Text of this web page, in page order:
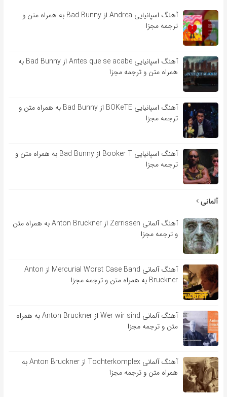
آهنگ اسپانیایی Andrea از Bad Bunny به همراه متن و
ترجمه مجزا
آهنگ اسپانیایی Antes que se acabe از Bad Bunny به
همراه متن و ترجمه مجزا
آهنگ اسپانیایی BOKeTE از Bad Bunny به همراه متن و
ترجمه مجزا
آهنگ اسپانیایی Booker T از Bad Bunny به همراه متن و
ترجمه مجزا
آلمانی
آهنگ آلمانی Zerrissen از Anton Bruckner به همراه متن
و ترجمه مجزا
آهنگ آلمانی Mercurial Worst Case Band از Anton
Bruckner به همراه متن و ترجمه مجزا
آهنگ آلمانی Wer wir sind از Anton Bruckner به همراه
متن و ترجمه مجزا
آهنگ آلمانی Tochterkomplex از Anton Bruckner به
همراه متن و ترجمه مجزا